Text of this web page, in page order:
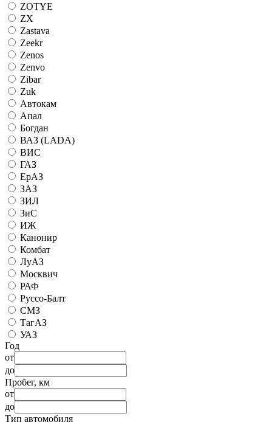
ZOTYE
ZX
Zastava
Zeekr
Zenos
Zenvo
Zibar
Zuk
Автокам
Апал
Богдан
ВАЗ (LADA)
ВИС
ГАЗ
ЕрАЗ
ЗАЗ
ЗИЛ
ЗиС
ИЖ
Канонир
Комбат
ЛуАЗ
Москвич
РАФ
Руссо-Балт
СМЗ
ТагАЗ
УАЗ
Год
от
до
Пробег, км
от
до
Тип автомобиля